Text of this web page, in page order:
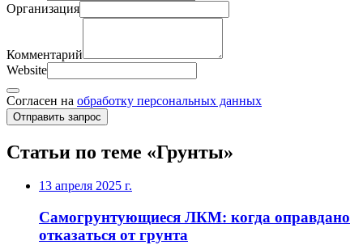
Организация
Комментарий
Website
Согласен на обработку персональных данных
Отправить запрос
Статьи по теме «Грунты»
13 апреля 2025 г.
Самогрунтующиеся ЛКМ: когда оправдано
отказаться от грунта